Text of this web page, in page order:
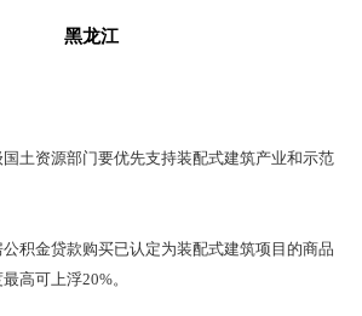
黑龙江
土资源部门要优先支持装配式建筑产业和示范
积金贷款购买已认定为装配式建筑项目的商品
高可上浮20%。